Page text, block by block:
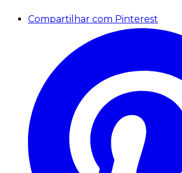
Compartilhar com Pinterest